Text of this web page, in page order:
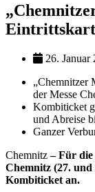
26. Januar
„Chemnitzer
der Messe
Kombiticket
und Abreise
Ganzer
Chemnitz– Für die
Chemnitz (27.
Kombiticket an.